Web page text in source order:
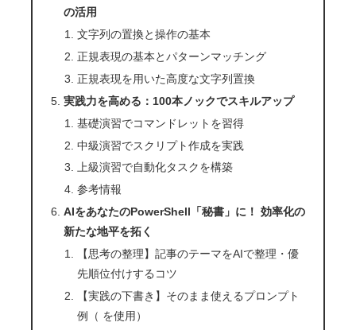
の活用
文字列の置換と操作の基本
正規表現の基本とパターンマッチング
正規表現を用いた高度な文字列置換
実践力を高める：100本ノックでスキルアップ
基礎演習でコマンドレットを習得
中級演習でスクリプト作成を実践
上級演習で自動化タスクを構築
参考情報
AIをあなたのPowerShell「秘書」に！ 効率化の
新たな地平を拓く
【思考の整理】記事のテーマをAIで整理・優
先順位付けするコツ
【実践の下書き】そのまま使えるプロンプト
例（ を使用）